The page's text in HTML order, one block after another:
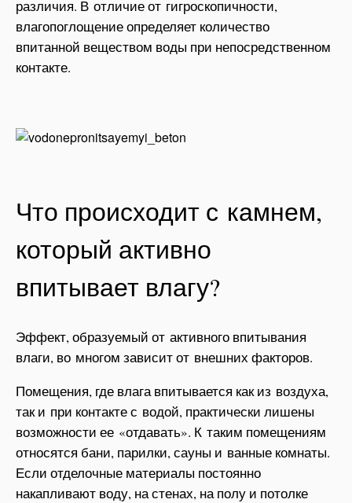
различия. В отличие от гигроскопичности,
влагопоглощение определяет количество
впитанной веществом воды при непосредственном
контакте.
Что происходит с камнем,
который активно
впитывает влагу?
Эффект, образуемый от активного впитывания
влаги, во многом зависит от внешних факторов.
Помещения, где влага впитывается как из воздуха,
так и при контакте с водой, практически лишены
возможности ее «отдавать». К таким помещениям
относятся бани, парилки, сауны и ванные комнаты.
Если отделочные материалы постоянно
накапливают воду, на стенах, на полу и потолке